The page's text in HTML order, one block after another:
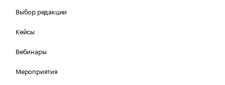
Выбор редакции
Кейсы
Вебинары
Мероприятия